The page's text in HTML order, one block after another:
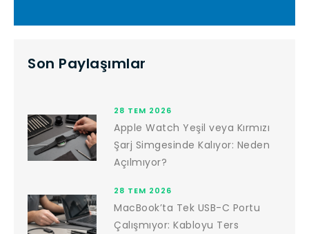
Son Paylaşımlar
28 TEM 2026
Apple Watch Yeşil veya Kırmızı
Şarj Simgesinde Kalıyor: Neden
Açılmıyor?
28 TEM 2026
MacBook’ta Tek USB-C Portu
Çalışmıyor: Kabloyu Ters